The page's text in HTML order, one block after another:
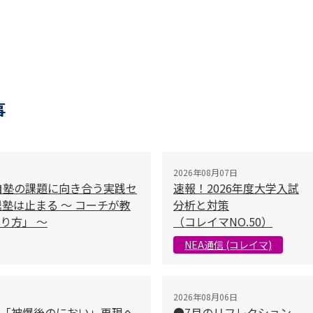
の課題に向き合う実践セ
は止まる 〜 コーチが教
方」 〜
2026年08月07日
速報！2026年度大学入試
分析と対策
（コレイマNO.50）
NEA通信 (コレイマ)
2026年08月06日